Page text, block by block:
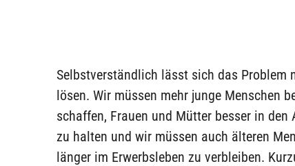
Selbstverständlich lässt sich das Problem
lösen. Wir müssen mehr junge Menschen
schaffen, Frauen und Mütter besser in
zu halten und wir müssen auch älteren
länger im Erwerbsleben zu verbleiben.